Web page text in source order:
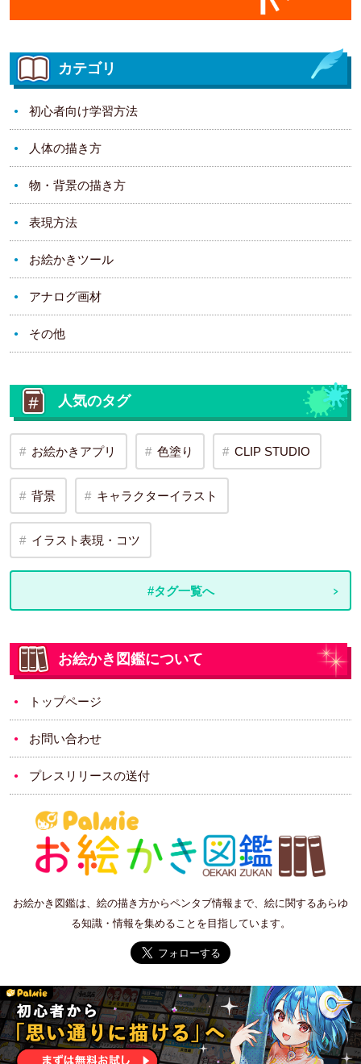
カテゴリ
初心者向け学習方法
人体の描き方
物・背景の描き方
表現方法
お絵かきツール
アナログ画材
その他
人気のタグ
お絵かきアプリ 色塗り CLIP STUDIO
背景 キャラクターイラスト
イラスト表現・コツ
#タグ一覧へ
お絵かき図鑑について
トップページ
お問い合わせ
プレスリリースの送付
お絵かき図鑑は、絵の描き方からペンタブ情報まで、絵に関するあらゆ
る知識・情報を集めることを目指しています。